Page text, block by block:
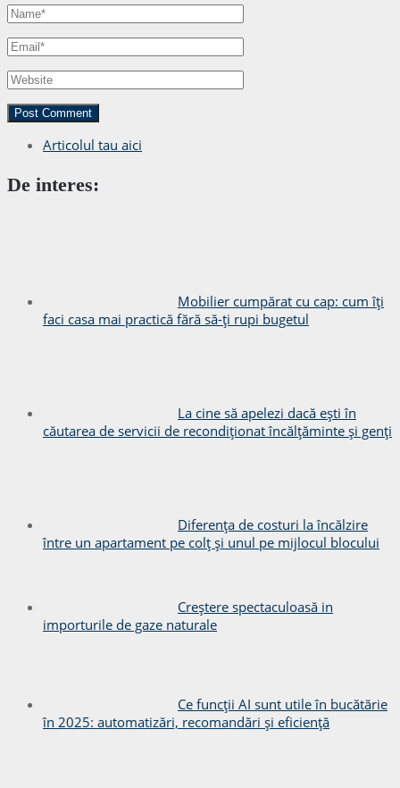
Articolul tau aici
De interes:
Mobilier cumpărat cu cap: cum îți
faci casa mai practică fără să-ți rupi bugetul
La cine să apelezi dacă ești în
căutarea de servicii de recondiționat încălțăminte și genți
Diferența de costuri la încălzire
între un apartament pe colț și unul pe mijlocul blocului
Creștere spectaculoasă in
importurile de gaze naturale
Ce funcții AI sunt utile în bucătărie
în 2025: automatizări, recomandări și eficiență